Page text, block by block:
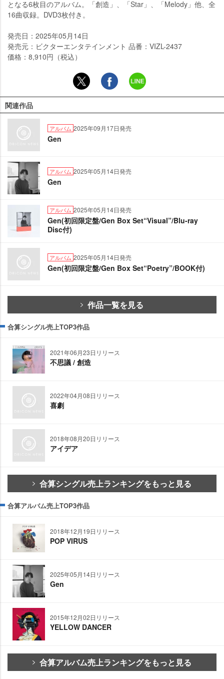
となる6枚目のアルバム。「創造」、「Star」、「Melody」他、全
16曲収録。DVD3枚付き。
発売日：2025年05月14日
発売元：ビクターエンタテインメント 品番：VIZL-2437
価格：8,910円（税込）
関連作品
アルバム 2025年09月17日発売
Gen
アルバム 2025年05月14日発売
Gen
アルバム 2025年05月14日発売
Gen(初回限定盤/Gen Box Set“Visual”/Blu-ray
Disc付)
アルバム 2025年05月14日発売
Gen(初回限定盤/Gen Box Set“Poetry”/BOOK付)
作品一覧を見る
合算シングル売上TOP3作品
2021年06月23日リリース
不思議 / 創造
2022年04月08日リリース
喜劇
2018年08月20日リリース
アイデア
合算シングル売上ランキングをもっと見る
合算アルバム売上TOP3作品
2018年12月19日リリース
POP VIRUS
2025年05月14日リリース
Gen
2015年12月02日リリース
YELLOW DANCER
合算アルバム売上ランキングをもっと見る